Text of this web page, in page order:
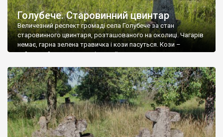
Голубече. Старовинний цвинтар
Величезний респект громаді села Голубече за стан
старовинного цвинтаря, розташованого на околиці. Чагарів
немає, гарна зелена травичка і кози пасуться. Кози –
найкращий регулятор шкідливої, для старих кладовищ,
бруньками, кози ті бруньки обгризають, бо то улюблений
делікатес. На цвинтарі у Голубечому ціла колекція
різноманітних форм хрестів. Село відносно невелике, […]